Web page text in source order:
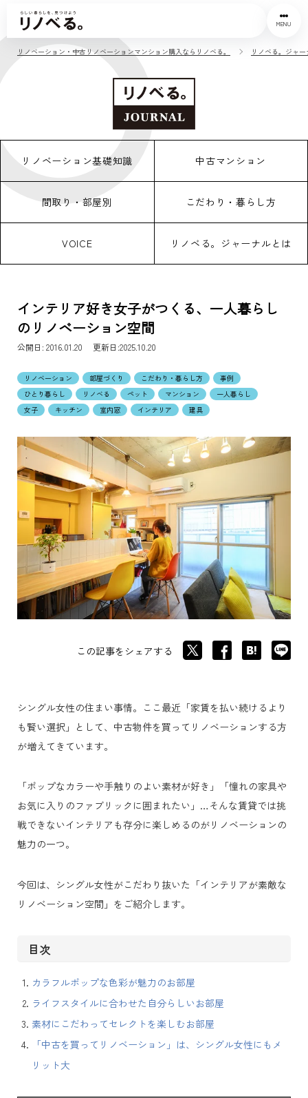
MENU
リノベーション・中古リノベーションマンション購入ならリノベる。 リノベる。ジャ
リノベーション基礎知識 中古マンション
間取り・部屋別 こだわり・暮らし方
VOICE リノベる。ジャーナルとは
インテリア好き女子がつくる、一人暮らし
のリノベーション空間
公開日: 2016.01.20 更新日:2025.10.20
リノベーション 部屋づくり こだわり・暮らし方
事例
ひとり暮らし
リノベる ペット マンション
一人暮らし
女子
キッチン 室内窓 インテリア 建具
この記事をシェアする
シングル女性の住まい事情。ここ最近「家賃を払い続けるより
も賢い選択」として、中古物件を買ってリノベーションする方
が増えてきています。
「ポップなカラーや手触りのよい素材が好き」「憧れの家具や
お気に入りのファブリックに囲まれたい」…そんな賃貸では挑
戦できないインテリアも存分に楽しめるのがリノベーションの
魅力の一つ。
今回は、シングル女性がこだわり抜いた「インテリアが素敵な
リノベーション空間」をご紹介します。
目次
カラフルポップな色彩が魅力のお部屋
ライフスタイルに合わせた自分らしいお部屋
素材にこだわってセレクトを楽しむお部屋
「中古を買ってリノベーション」は、シングル女性にもメ
リット大